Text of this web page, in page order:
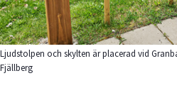
Ljudstolpen och skylten är placerad vid
Fjällberg